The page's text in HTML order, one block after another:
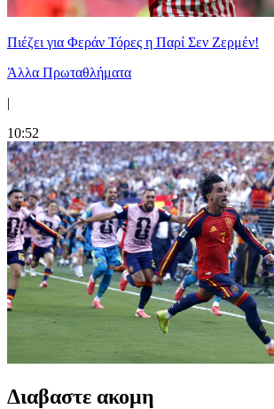
Πιέζει για Φεράν Τόρες η Παρί Σεν Ζερμέν!
Άλλα Πρωταθλήματα
|
10:52
Διαβαστε ακομη